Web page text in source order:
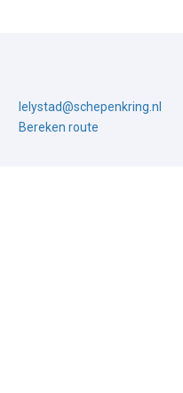
lelystad@schepenkring.nl
Bereken route